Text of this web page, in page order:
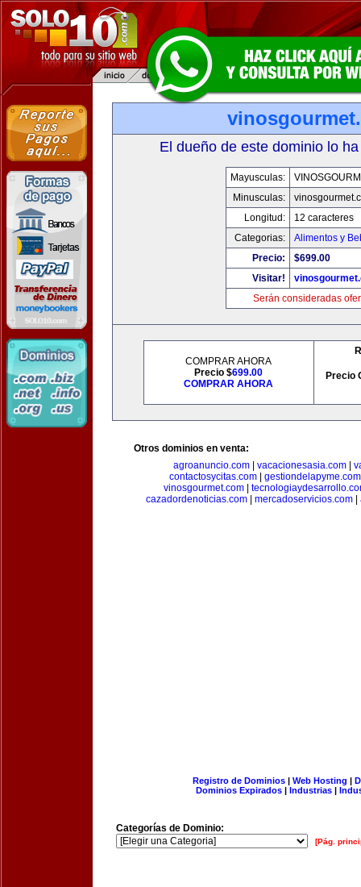
El dueño de este dominio lo
Mayusculas:
Minusculas:
Longitud:
12 caracteres
Categorias:
Alimentos y
Precio:
$699.00
Visitar!
Serán consideradas
COMPRAR AHORA
Precio $699.00
COMPRAR AHORA
Precio
Otros dominios en venta:
agroanuncio.com
vacacionesasia.com
contactosycitas.com| gestiondelapyme.com
vinosgourmet.com
cazadordenoticias.com
mercadoservicios.com
Registro de Dominios| Web Hosting |
Dominios Expirados | Industrias |
Categorías de Dominio:
[Pág.